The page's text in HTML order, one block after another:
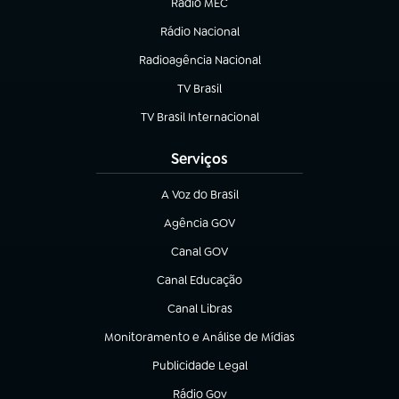
Rádio MEC
(abre em nova aba)
Rádio Nacional
Radioagência Nacional
(abre em nova aba)
TV Brasil
(abre em nova aba)
TV Brasil Internacional
(abre em nova aba)
Serviços
A Voz do Brasil
(abre em nova aba)
Agência GOV
(abre em nova aba)
Canal GOV
(abre em nova aba)
Canal Educação
(abre em nova aba)
Canal Libras
(abre em nova aba)
Monitoramento e Análise de Mídias
(abre em nova aba)
Publicidade Legal
(abre em nova aba)
Rádio Gov